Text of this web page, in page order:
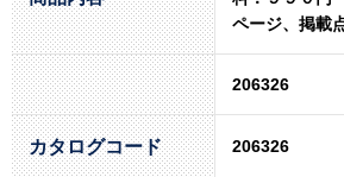
ページ、掲載
206326
カタログコード 206326